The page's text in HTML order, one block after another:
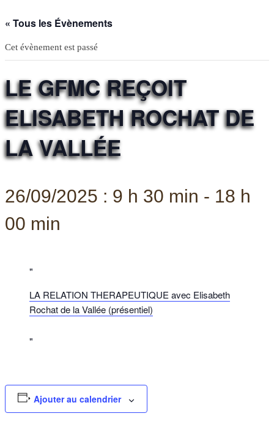
« Tous les Évènements
Cet évènement est passé
LE GFMC REÇOIT
ELISABETH ROCHAT DE
LA VALLÉE
26/09/2025 : 9 h 30 min - 18 h
00 min
LA RELATION THERAPEUTIQUE avec Elisabeth
Rochat de la Vallée (présentiel)
Ajouter au calendrier